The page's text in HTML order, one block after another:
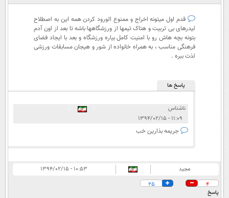
قدم اول میتونه اخراج و ممنوع الورود کردن همه این به اصطلاح
لیدرهای بی تربیت و هتاک تیمها از ورزشگاهها باشه تا بعد از اون آدم
بتونه بچه هاش رو با امنیت کامل بیاره ورزشگاه و بعد با ایجاد فضای
فرهنگی مناسب ، به همراه خانواده از شور و هیجان مسابقات ورزشی
لذت ببره .
پاسخ ها
ناشناس
۱۱:۰۹ - ۱۳۹۴/۰۲/۱۵
جریمه بذارین خب
مجید
۱۰:۵۳ - ۱۳۹۴/۰۲/۱۵
4
25
پاسخ